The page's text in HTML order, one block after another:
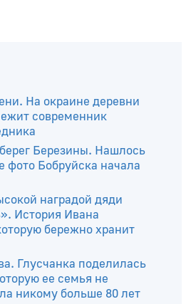
На окраине деревни
современник
Березины. Нашлось
фото Бобруйска начала
наградой дяди
История Ивана
бережно хранит
Глусчанка поделилась
ее семья не
никому больше 80 лет